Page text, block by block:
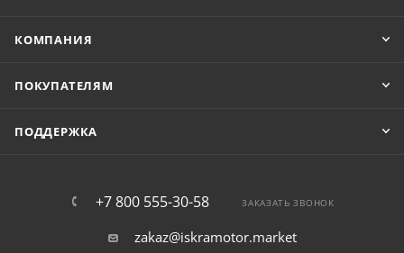
КОМПАНИЯ
ПОКУПАТЕЛЯМ
ПОДДЕРЖКА
+7 800 555-30-58 ЗАКАЗАТЬ ЗВОНОК
zakaz@iskramotor.market